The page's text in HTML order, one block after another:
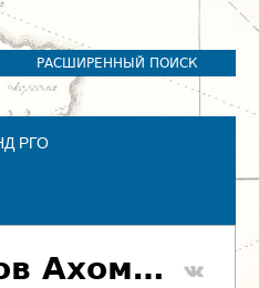
РАСШИРЕННЫЙ ПОИСК
РГО
24. Карта залива Мечигменского, карта заливов Ахомтена и Техерки